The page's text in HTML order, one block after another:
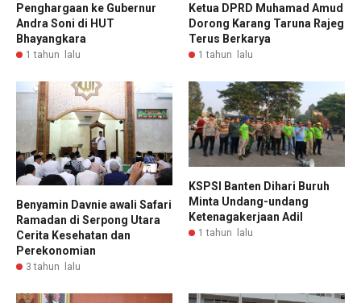
Penghargaan ke Gubernur
Andra Soni di HUT
Bhayangkara
1 tahun lalu
Ketua DPRD Muhamad Amud
Dorong Karang Taruna Rajeg
Terus Berkarya
1 tahun lalu
Benyamin Davnie awali Safari
Ramadan di Serpong Utara
Cerita Kesehatan dan
Perekonomian
3 tahun lalu
KSPSI Banten Dihari Buruh
Minta Undang-undang
Ketenagakerjaan Adil
1 tahun lalu